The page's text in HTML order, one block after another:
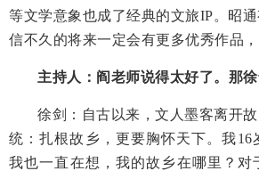
等文学意象也成了经典的文旅IP。昭
信不久的将来一定会有更多优秀作品，
主持人：阎老师说得太好了。那
徐剑：自古以来，文人墨客离开
统：扎根故乡，更要胸怀天下。我16
我也一直在想，我的故乡在哪里？对